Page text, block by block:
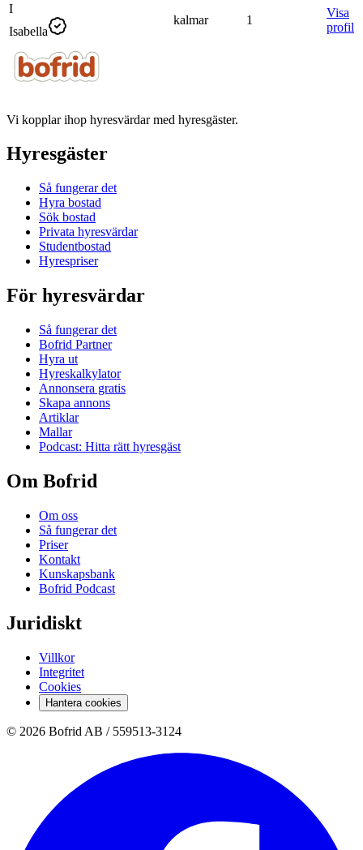
I
Isabella
kalmar 1
Visa
profil
Vi kopplar ihop hyresvärdar med hyresgäster.
Hyresgäster
Så fungerar det
Hyra bostad
Sök bostad
Privata hyresvärdar
Studentbostad
Hyrespriser
För hyresvärdar
Så fungerar det
Bofrid Partner
Hyra ut
Hyreskalkylator
Annonsera gratis
Skapa annons
Artiklar
Mallar
Podcast: Hitta rätt hyresgäst
Om Bofrid
Om oss
Så fungerar det
Priser
Kontakt
Kunskapsbank
Bofrid Podcast
Juridiskt
Villkor
Integritet
Cookies
Hantera cookies
© 2026 Bofrid AB / 559513-3124